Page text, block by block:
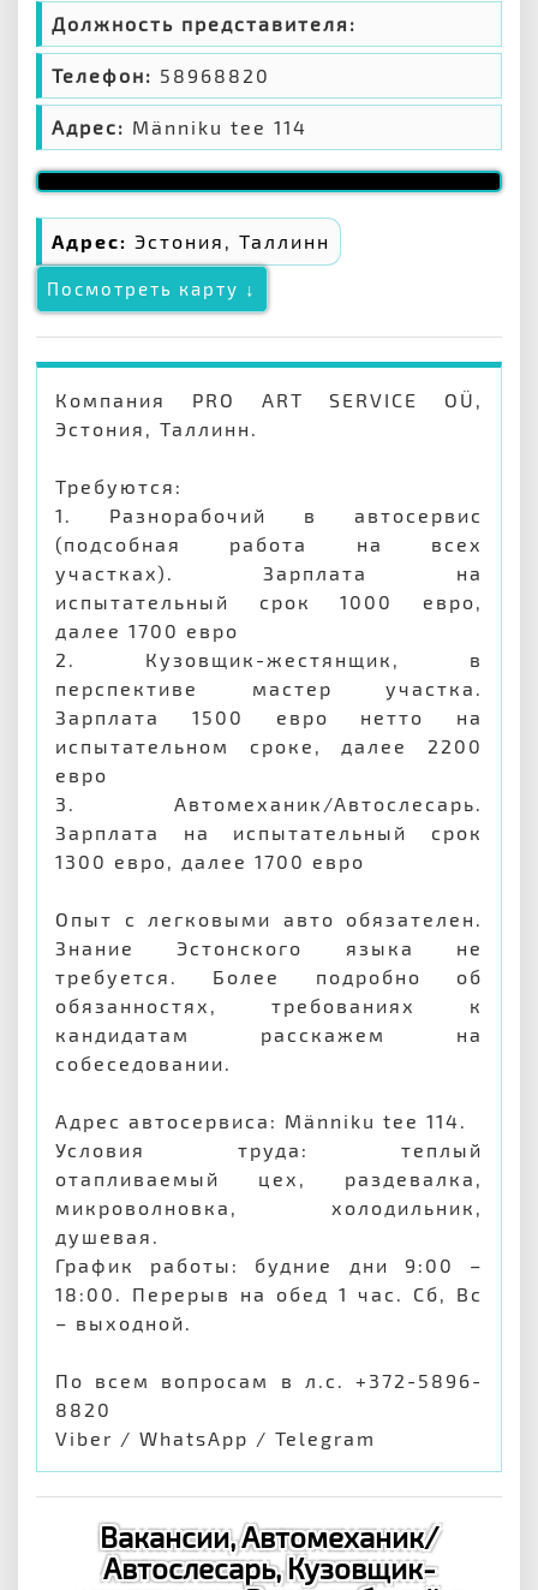
Должность представителя:
Телефон: 58968820
Адрес: Männiku tee 114
Адрес: Эстония, Таллинн
Посмотреть карту ↓
Компания PRO ART SERVICE OÜ,
Эстония, Таллинн.
Требуются:
1. Разнорабочий в автосервис
(подсобная работа на всех
участках). Зарплата на
испытательный срок 1000 евро,
далее 1700 евро
2. Кузовщик-жестянщик, в
перспективе мастер участка.
Зарплата 1500 евро нетто на
испытательном сроке, далее 2200
евро
3. Автомеханик/Автослесарь.
Зарплата на испытательный срок
1300 евро, далее 1700 евро
Опыт с легковыми авто обязателен.
Знание Эстонского языка не
требуется. Более подробно об
обязанностях, требованиях к
кандидатам расскажем на
собеседовании.
Адрес автосервиса: Männiku tee 114.
Условия труда: теплый
отапливаемый цех, раздевалка,
микроволновка, холодильник,
душевая.
График работы: будние дни 9:00 –
18:00. Перерыв на обед 1 час. Сб, Вс
– выходной.
По всем вопросам в л.с. +372-5896-
8820
Viber / WhatsApp / Telegram
Вакансии, Автомеханик/
Автослесарь, Кузовщик-